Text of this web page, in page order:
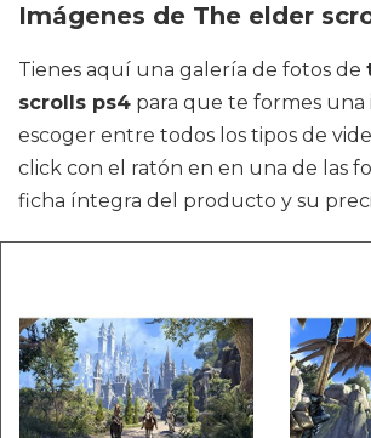
Imágenes de The elder
Tienes aquí una galería de fotos de
scrolls ps4 para que te formes una
escoger entre todos los tipos de
click con el ratón en en una de las
ficha íntegra del producto y su